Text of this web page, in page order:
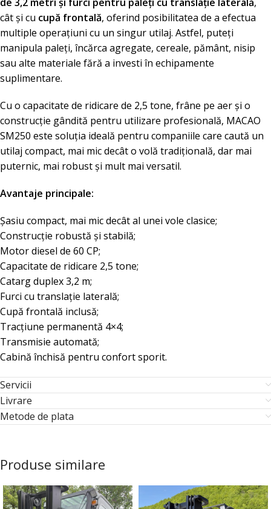
cât și cu cupă frontală, oferind posibilitatea de a efectua
multiple operațiuni cu un singur utilaj. Astfel, puteți
manipula paleți, încărca agregate, cereale, pământ, nisip
sau alte materiale fără a investi în echipamente
suplimentare.
Cu o capacitate de ridicare de 2,5 tone, frâne pe aer și o
construcție gândită pentru utilizare profesională, MACAO
SM250 este soluția ideală pentru companiile care caută un
utilaj compact, mai mic decât o volă tradițională, dar mai
puternic, mai robust și mult mai versatil.
Avantaje principale:
Șasiu compact, mai mic decât al unei vole clasice;
Construcție robustă și stabilă;
Motor diesel de 60 CP;
Capacitate de ridicare 2,5 tone;
Catarg duplex 3,2 m;
Furci cu translație laterală;
Cupă frontală inclusă;
Tracțiune permanentă 4×4;
Transmisie automată;
Cabină închisă pentru confort sporit.
Servicii
Livrare
Metode de plata
Produse similare